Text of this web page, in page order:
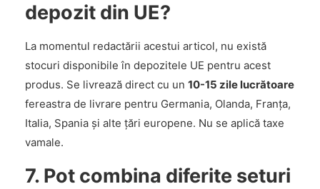
depozit din UE?
La momentul redactării acestui articol, nu există
stocuri disponibile în depozitele UE pentru acest
produs. Se livrează direct cu un 10-15 zile lucrătoare
fereastra de livrare pentru Germania, Olanda, Franța,
Italia, Spania și alte țări europene. Nu se aplică taxe
vamale.
7. Pot combina diferite seturi